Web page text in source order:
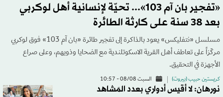
«تفجير بان آم 103»... تحيّة لإنسانية أهل لوكربي
بعد 38 سنة على كارثة الطائرة
مسلسل «نتفليكس» يعود بالذاكرة إلى تفجير طائرة «بان آم 103» فوق لوكربي
مركّزاً على تعاطف أهل القرية الاسكوتلندية مع الضحايا وذويهم، وعلى صراع
الأجهزة في التحقيق.
كريستين حبيب (بيروت) السبت 08/08 - 10:57
نورهان: لا أقيس أدواري بعدد المَشاهد